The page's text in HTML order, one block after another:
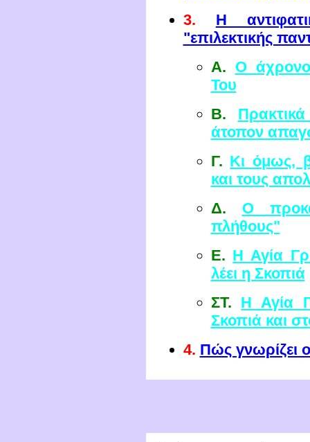
3. Η
"επιλεκτικής
Α. Ο
Του
Β.
άτοπον
Γ. Κι όμως,
και τους
Δ. Ο
πλήθους"
Ε. Η Αγία
λέει η Σκοπιά
ΣΤ. Η Αγία
Σκοπιά και
4. Πώς γνωρίζει